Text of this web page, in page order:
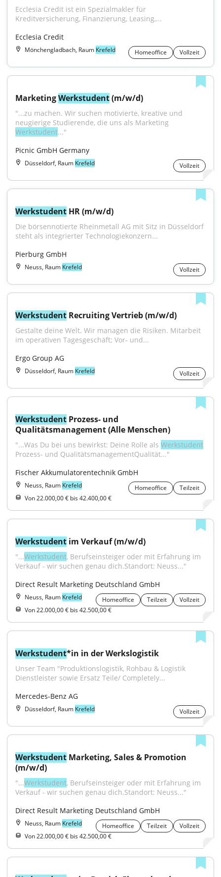
Ecclesia Credit ist ein Spezialmakler für
Kreditversicherung, Finanzierung, Leasing,...
Ecclesia Credit
Mönchengladbach, Raum Krefeld Homeoffice Vollzeit
Marketing Werkstudent (m/w/d)
"...zu machen. Wir suchen motivierte, kreative und
Werkstudent..."
Picnic GmbH Germany
Düsseldorf, Raum Krefeld Vollzeit
Werkstudent HR (m/w/d)
Die börsennotierte Rheinmetall AG mit Sitz in Düsseldorf
steht als integrierter Technologiekonzern...
Pierburg GmbH
Neuss, Raum Krefeld Vollzeit
Werkstudent Recruiting Vertrieb (m/w/d)
Gestalte deine Welt. Wir managen die Risiken. Mitarbeit
im operativen Tagesgeschäft; Vor- und...
Ergo Group AG
Düsseldorf, Raum Krefeld Vollzeit
Werkstudent Prozess- und
Qualitätsmanagement (Alle Menschen)
"...Was Du bei uns bewirkst: Deine Rolle als Werkstudent
Prozess- und QualitätsmanagementQualität..."
Fischer Akkumulatorentechnik GmbH
Neuss, Raum Krefeld Homeoffice
Teilzeit
Von 22.000,00 € bis 42.400,00 €
Werkstudent im Verkauf (m/w/d)
"...Werkstudent, Berufseinsteiger oder mit Erfahrung im
Verkauf - wir suchen genau dich.Standort: Neuss..."
Direct Result Marketing Deutschland GmbH
Neuss, Raum Krefeld Homeoffice Teilzeit
Vollzeit
Von 22.000,00 € bis 42.500,00 €
Werkstudent*in in der Werkslogistik
Unser Team "Produktionslogistik, Rohbau & Logistik
Dienstleister sowie Ersatz Teile/ Completely...
Mercedes-Benz AG
Düsseldorf, Raum Krefeld Vollzeit
Werkstudent Marketing, Sales & Promotion
(m/w/d)
"...Werkstudent, Berufseinsteiger oder mit Erfahrung im
Verkauf - wir suchen genau dich.Standort: Neuss..."
Direct Result Marketing Deutschland GmbH
Neuss, Raum Krefeld Homeoffice Teilzeit
Vollzeit
Von 22.000,00 € bis 42.500,00 €